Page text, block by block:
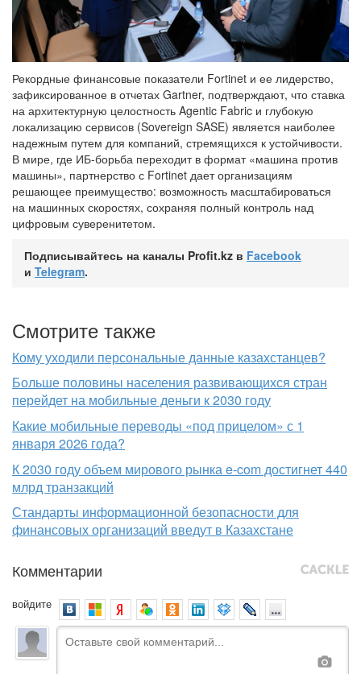
Рекордные финансовые показатели Fortinet и ее лидерство,
зафиксированное в отчетах Gartner, подтверждают, что ставка
на архитектурную целостность Agentic Fabric и глубокую
локализацию сервисов (Sovereign SASE) является наиболее
надежным путем для компаний, стремящихся к устойчивости.
В мире, где ИБ-борьба переходит в формат «машина против
машины», партнерство с Fortinet дает организациям
решающее преимущество: возможность масштабироваться
на машинных скоростях, сохраняя полный контроль над
цифровым суверенитетом.
Подписывайтесь на каналы Profit.kz в Facebook
и Telegram.
Смотрите также
Кому уходили персональные данные казахстанцев?
Больше половины населения развивающихся стран
перейдет на мобильные деньги к 2030 году
Какие мобильные переводы «под прицелом» с 1
января 2026 года?
К 2030 году объем мирового рынка e-com достигнет 440
млрд транзакций
Стандарты информационной безопасности для
финансовых организаций введут в Казахстане
Комментарии
войдите